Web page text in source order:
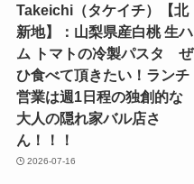
Takeichi（タケイチ）【北
新地】：山梨県産白桃 生ハ
ム トマトの冷製パスタ ぜ
ひ食べて頂きたい！ランチ
営業は週1日程の独創的な
大人の隠れ家バル店さ
ん！！！
2026-07-16